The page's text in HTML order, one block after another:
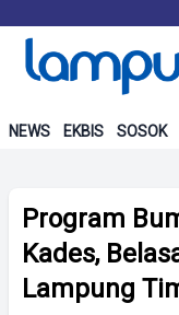
NEWS EKBIS SOSOK
Program
Kades,
Lampung